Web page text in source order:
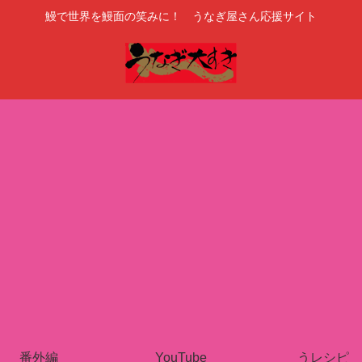
鰻で世界を鰻面の笑みに！ うなぎ屋さん応援サイト
番外編 YouTube うレシピ